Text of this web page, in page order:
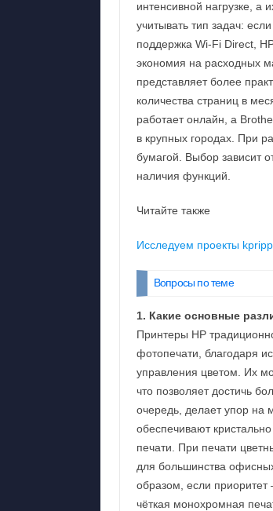
интенсивной нагрузке, а
учитывать тип задач:
поддержка Wi‑Fi Direct,
экономия на расходных
представляет более
количества страниц в
работает онлайн, а
в крупных городах. При
бумагой. Выбор зависит
наличия функций.
Читайте также
Исследуем проекты
Вопросы по теме
1. Какие основные
Принтеры HP
фотопечати, благодаря
управления цветом. Их
что позволяет достичь
очередь, делает упор на
обеспечивают
печати. При печати
для большинства
образом, если
чёткая монохромная